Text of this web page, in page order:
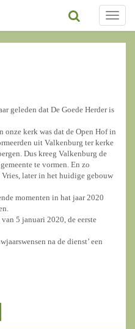
Toggle
geleden dat De Goede Herder is
kerk was dat de Open Hof in
uit Valkenburg ter kerke
Dus kreeg Valkenburg de
te vormen. En zo
later in het huidige gebouw
momenten in hat jaar 2020
5 januari 2020, de eerste
na de dienst’ een